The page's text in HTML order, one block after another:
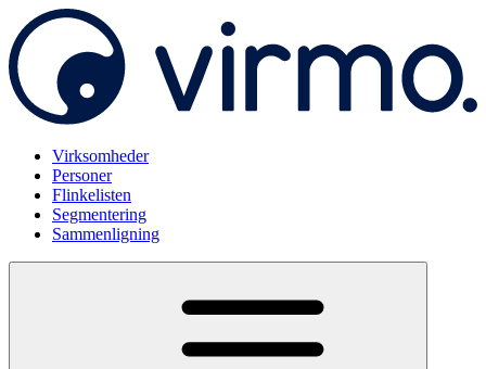
Virksomheder
Personer
Flinkelisten
Segmentering
Sammenligning